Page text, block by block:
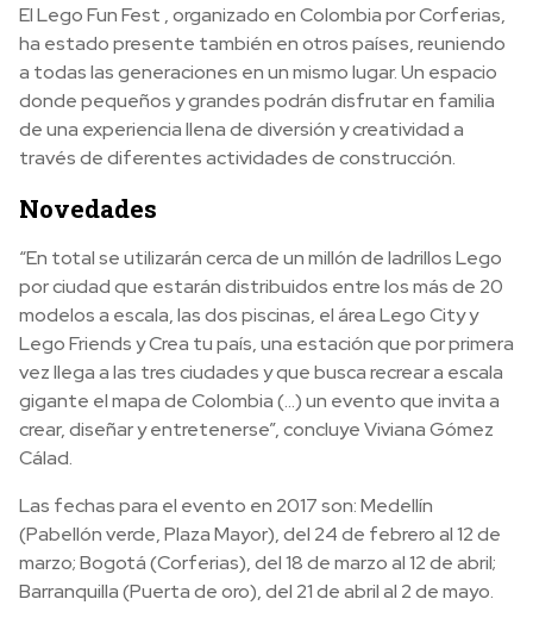
El Lego Fun Fest , organizado en Colombia por Corferias,
ha estado presente también en otros países, reuniendo
a todas las generaciones en un mismo lugar. Un espacio
donde pequeños y grandes podrán disfrutar en familia
de una experiencia llena de diversión y creatividad a
través de diferentes actividades de construcción.
Novedades
“En total se utilizarán cerca de un millón de ladrillos Lego
por ciudad que estarán distribuidos entre los más de 20
modelos a escala, las dos piscinas, el área Lego City y
Lego Friends y Crea tu país, una estación que por primera
vez llega a las tres ciudades y que busca recrear a escala
gigante el mapa de Colombia (…) un evento que invita a
crear, diseñar y entretenerse”, concluye Viviana Gómez
Cálad.
Las fechas para el evento en 2017 son: Medellín
(Pabellón verde, Plaza Mayor), del 24 de febrero al 12 de
marzo; Bogotá (Corferias), del 18 de marzo al 12 de abril;
Barranquilla (Puerta de oro), del 21 de abril al 2 de mayo.